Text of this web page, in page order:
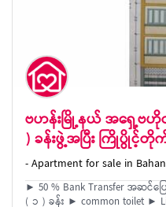
ဗဟန်းမြို့နယ် အရှေ့ဗဟိုလ
) ခန်းဖွဲ့အပြီး ကြိုပွိုင့်တိုက်
- Apartment for sale in
► 50 % Bank Transfer အဆင်ပ
( ၁ ) ခန်း ► common toilet ►